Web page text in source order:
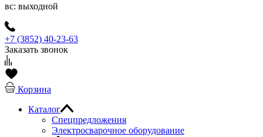
вс: выходной
+7 (3852) 40-23-63
Заказать звонок
Корзина
Каталог
Спецпредложения
Электросварочное оборудование